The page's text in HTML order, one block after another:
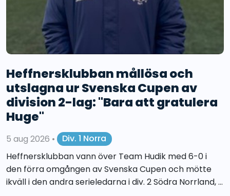
Heffnersklubban mållösa och
utslagna ur Svenska Cupen av
division 2-lag: "Bara att gratulera
Huge"
5 aug 2026 •
Div. 1 Norra
Heffnersklubban vann över Team Hudik med 6-0 i
den förra omgången av Svenska Cupen och mötte
ikväll i den andra serieledarna i div. 2 Södra Norrland, ...